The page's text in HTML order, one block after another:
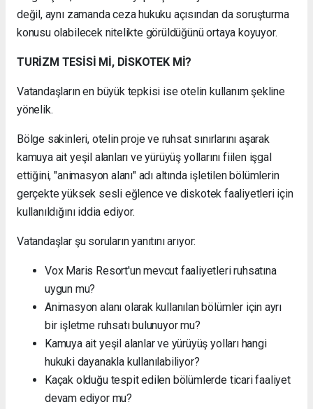
değil, aynı zamanda ceza hukuku açısından da soruşturma
konusu olabilecek nitelikte görüldüğünü ortaya koyuyor.
TURİZM TESİSİ Mİ, DİSKOTEK Mİ?
Vatandaşların en büyük tepkisi ise otelin kullanım şekline
yönelik.
Bölge sakinleri, otelin proje ve ruhsat sınırlarını aşarak
kamuya ait yeşil alanları ve yürüyüş yollarını fiilen işgal
ettiğini, "animasyon alanı" adı altında işletilen bölümlerin
gerçekte yüksek sesli eğlence ve diskotek faaliyetleri için
kullanıldığını iddia ediyor.
Vatandaşlar şu soruların yanıtını arıyor:
Vox Maris Resort'un mevcut faaliyetleri ruhsatına
uygun mu?
Animasyon alanı olarak kullanılan bölümler için ayrı
bir işletme ruhsatı bulunuyor mu?
Kamuya ait yeşil alanlar ve yürüyüş yolları hangi
hukuki dayanakla kullanılabiliyor?
Kaçak olduğu tespit edilen bölümlerde ticari faaliyet
devam ediyor mu?